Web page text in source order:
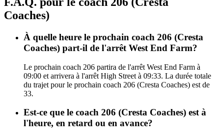
Coaches)
À quelle heure le prochain coach 206 (Cresta
Coaches) part-il de l'arrêt West End Farm?
Le prochain coach 206 partira de l'arrêt West End Farm à
09:00 et arrivera à l'arrêt High Street à 09:33. La durée totale
du trajet pour le prochain coach 206 (Cresta Coaches) est de
33.
Est-ce que le coach 206 (Cresta Coaches) est à
l'heure, en retard ou en avance?